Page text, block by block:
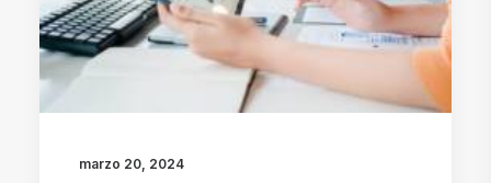
marzo 20, 2024